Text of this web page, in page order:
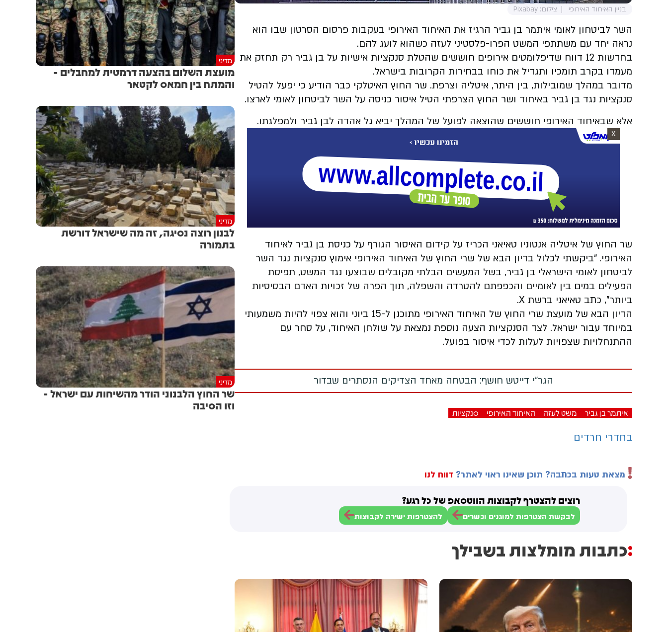
בניין האיחוד האירופי צילום: Pixabay
השר לביטחון לאומי איתמר בן גביר הרגיז את האיחוד האירופי בעקבות פרסום הסרטון שבו הוא
נראה יחד עם משתתפי המשט הפרו-פלסטיני לעזה כשהוא לועג להם.
בחדשות 12 דווח שדיפלומטים אירופים חוששים שהטלת סנקציות אישיות על בן גביר רק תחזק את
מעמדו בקרב תומכיו ותגדיל את כוחו בבחירות הקרובות בישראל.
מדובר במהלך שמובילות, בין היתר, איטליה וצרפת. שר החוץ האיטלקי כבר הודיע כי יפעל להטיל
סנקציות נגד בן גביר באיחוד ושר החוץ הצרפתי הטיל איסור כניסה על השר לביטחון לאומי לארצו.
אלא שבאיחוד האירופי חוששים שהוצאה לפועל של המהלך יביא גל אהדה לבן גביר ולמפלגתו.
X
שר החוץ של איטליה אנטוניו טאיאני הכריז על קידום האיסור הגורף על כניסת בן גביר לאיחוד
האירופי. "ביקשתי לכלול בדיון הבא של שרי החוץ של האיחוד האירופי אימוץ סנקציות נגד השר
לביטחון לאומי הישראלי בן גביר, בשל המעשים הבלתי מקובלים שבוצעו נגד המשט, תפיסת
הפעילים במים בין לאומיים והכפפתם להטרדה והשפלה, תוך הפרה של זכויות האדם הבסיסיות
ביותר", כתב טאיאני ברשת X.
הדיון הבא של מועצת שרי החוץ של האיחוד האירופי מתוכנן ל-15 ביוני והוא צפוי להיות משמעותי
במיוחד עבור ישראל. לצד הסנקציות הצעה נוספת נמצאת על שולחן האיחוד, על סחר עם
ההתנחלויות שצפויות לעלות לכדי איסור בפועל.
הגר"י דייטש חושף: הבטחה מאחד הצדיקים הנסתרים שבדור
איתמר בן גביר משט לעזה האיחוד האירופי סנקציות
בחדרי חרדים
מצאת טעות בכתבה? תוכן שאינו ראוי לאתר? דווח לנו
רוצים להצטרף לקבוצות הווטסאפ של כל רגע?
לבקשת הצטרפות למוגנים וכשרים להצטרפות ישירה לקבוצות
כתבות מומלצות בשבילך
מדיני
מועצת השלום בהצעה דרמטית למחבלים -
והמתח בין חמאס לקטאר
מדיני
לבנון רוצה נסיגה, זה מה שישראל דורשת
בתמורה
מדיני
שר החוץ הלבנוני הודר מהשיחות עם ישראל -
וזו הסיבה